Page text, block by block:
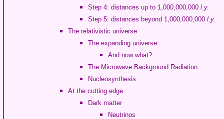
Step 4: distances up to 1,000,000,000 l.y.
Step 5: distances beyond 1,000,000,000 l.y.
The relativistic universe
The expanding universe
And now what?
The Microwave Background Radiation
Nucleosynthesis
At the cutting edge
Dark matter
Neutrinos